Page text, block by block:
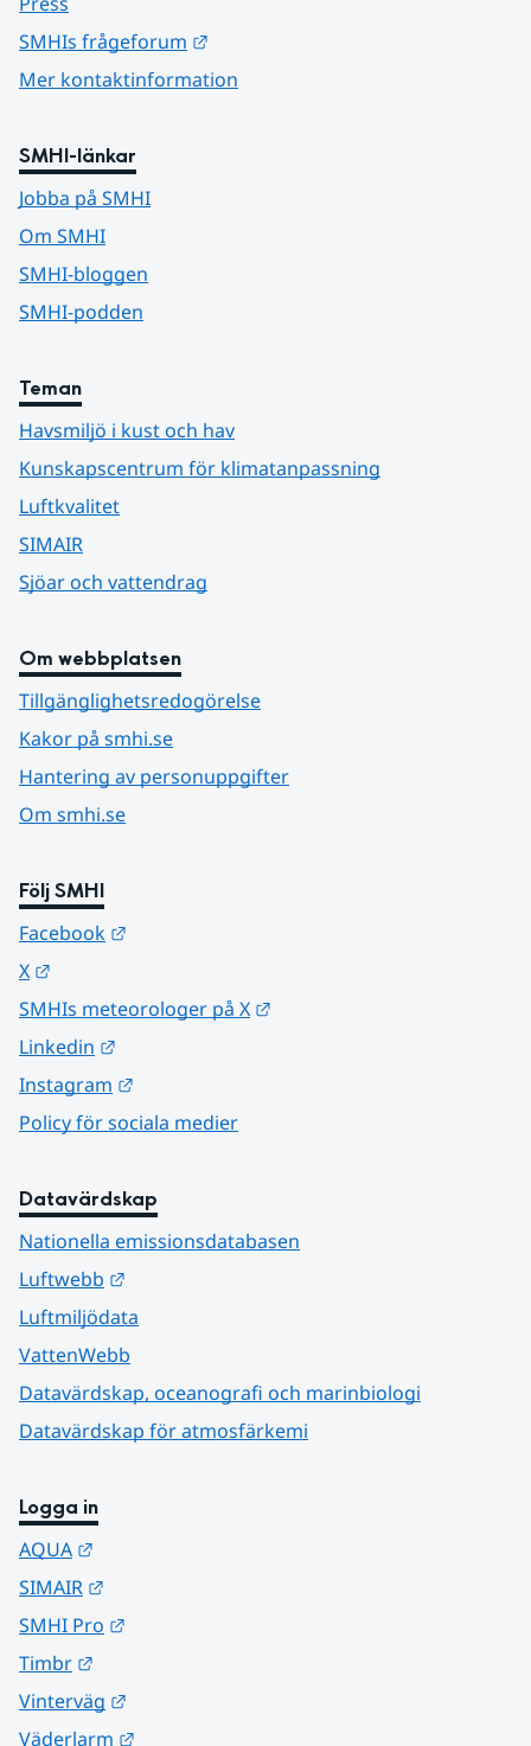
SMHIs frågeforum
Mer kontaktinformation
SMHI-länkar
Jobba på SMHI
Om SMHI
SMHI-bloggen
SMHI-podden
Teman
Havsmiljö i kust och hav
Kunskapscentrum för klimatanpassning
Luftkvalitet
SIMAIR
Sjöar och vattendrag
Om webbplatsen
Tillgänglighetsredogörelse
Kakor på smhi.se
Hantering av personuppgifter
Om smhi.se
Följ SMHI
Facebook
X
SMHIs meteorologer på X
Linkedin
Instagram
Policy för sociala medier
Datavärdskap
Nationella emissionsdatabasen
Luftwebb
Luftmiljödata
VattenWebb
Datavärdskap, oceanografi och marinbiologi
Datavärdskap för atmosfärkemi
Logga in
AQUA
SIMAIR
SMHI Pro
Timbr
Vinterväg
Väderlarm